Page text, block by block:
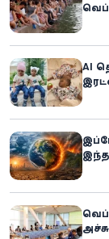
AI
இந்த